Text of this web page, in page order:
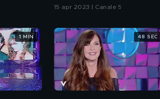
15 apr 2023 | Canale 5
1 MIN 48 SEC